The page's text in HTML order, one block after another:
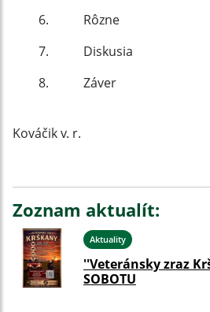
6. Rôzne
7. Diskusia
8. Záver
Ing.
Kováčik v. r.
Zoznam aktualít:
Aktuality
''Veteránsky zraz
SOBOTU